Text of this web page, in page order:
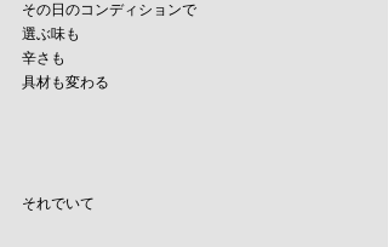
その日のコンディションで
選ぶ味も
辛さも
具材も変わる
それでいて